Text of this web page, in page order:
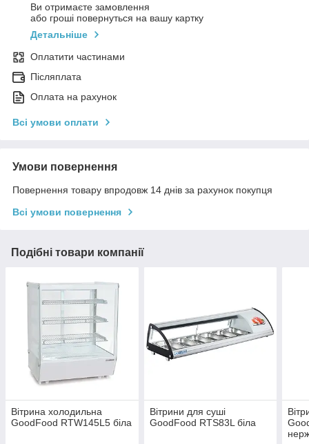
Ви отримаєте замовлення
або гроші повернуться на вашу картку
Детальніше
Оплатити частинами
Післяплата
Оплата на рахунок
Всі умови оплати
Умови повернення
Повернення товару впродовж 14 днів за рахунок покупця
Всі умови повернення
Подібні товари компанії
Вітрина холодильна
GoodFood RTW145L5 біла
Вітрини для суші
GoodFood RTS83L біла